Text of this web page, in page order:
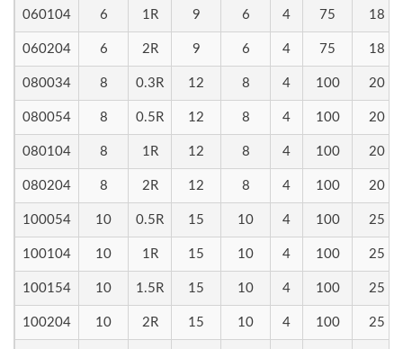
060104 6 1R 9 6 4 75 18
060204 6 2R 9 6 4 75 18
080034 8 0.3R 12 8 4 100 20
080054 8 0.5R 12 8 4 100 20
080104 8 1R 12 8 4 100 20
080204 8 2R 12 8 4 100 20
100054 10 0.5R 15 10 4 100 25
100104 10 1R 15 10 4 100 25
100154 10 1.5R 15 10 4 100 25
100204 10 2R 15 10 4 100 25